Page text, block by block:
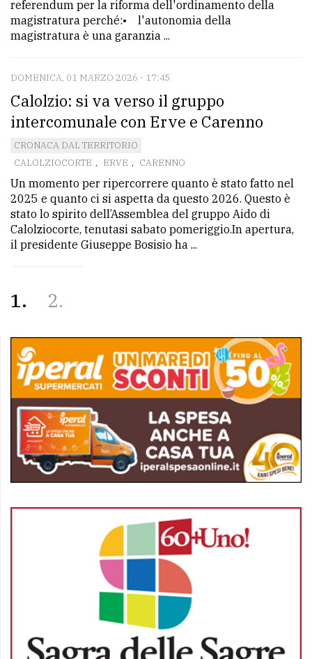
referendum per la riforma dell'ordinamento della
magistratura perché:• l'autonomia della
magistratura è una garanzia ...
DOMENICA, 01 MARZO 2026 - 17:45
Calolzio: si va verso il gruppo
intercomunale con Erve e Carenno
CRONACA DAL TERRITORIO
CALOLZIOCORTE , ERVE , CARENNO
Un momento per ripercorrere quanto è stato fatto nel
2025 e quanto ci si aspetta da questo 2026. Questo è
stato lo spirito dell’Assemblea del gruppo Aido di
Calolziocorte, tenutasi sabato pomeriggio.In apertura,
il presidente Giuseppe Bosisio ha ...
1 2